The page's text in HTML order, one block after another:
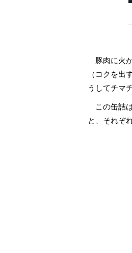
豚肉に火
（コクを
うしてチマ
この缶詰
と、それぞ